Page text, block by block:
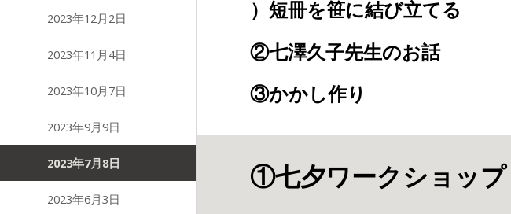
2023年12月2日
2023年11月4日
2023年10月7日
2023年9月9日
2023年7月8日
2023年6月3日
）短冊を笹に結び立てる
②七澤久子先生のお話
③かかし作り
①七夕ワークショップ